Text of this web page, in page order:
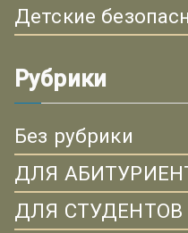
Детские
Рубрики
Без рубрики
ДЛЯ
ДЛЯ СТУДЕНТОВ